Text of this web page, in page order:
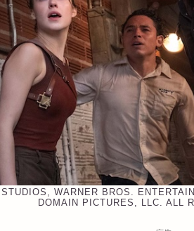
WARNER BROS.
DOMAIN PICTURES, LLC. ALL